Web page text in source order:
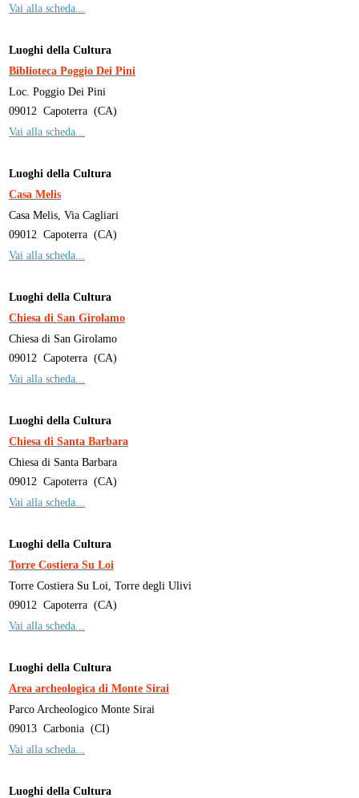
Vai alla scheda...
Luoghi della Cultura
Biblioteca Poggio Dei Pini
Loc. Poggio Dei Pini
09012 Capoterra (CA)
Vai alla scheda...
Luoghi della Cultura
Casa Melis
Casa Melis, Via Cagliari
09012 Capoterra (CA)
Vai alla scheda...
Luoghi della Cultura
Chiesa di San Girolamo
Chiesa di San Girolamo
09012 Capoterra (CA)
Vai alla scheda...
Luoghi della Cultura
Chiesa di Santa Barbara
Chiesa di Santa Barbara
09012 Capoterra (CA)
Vai alla scheda...
Luoghi della Cultura
Torre Costiera Su Loi
Torre Costiera Su Loi, Torre degli Ulivi
09012 Capoterra (CA)
Vai alla scheda...
Luoghi della Cultura
Area archeologica di Monte Sirai
Parco Archeologico Monte Sirai
09013 Carbonia (CI)
Vai alla scheda...
Luoghi della Cultura